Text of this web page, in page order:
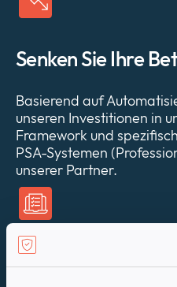
Senken Sie Ihre
Basierend auf
unseren Investitionen in
Framework und
PSA-Systemen
unserer Partner.
Qualifizieren Sie